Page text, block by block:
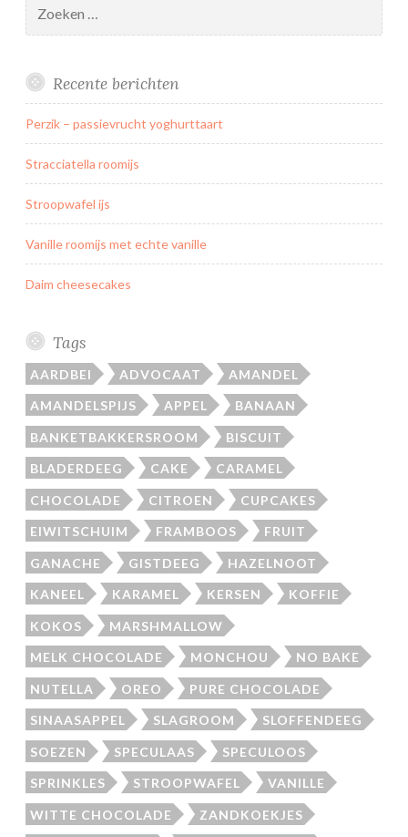
s
e
j
k
naar:
Recente berichten
Perzik – passievrucht yoghurttaart
Stracciatella roomijs
Stroopwafel ijs
Vanille roomijs met echte vanille
Daim cheesecakes
Tags
AARDBEI ADVOCAAT AMANDEL
AMANDELSPIJS APPEL BANAAN
BANKETBAKKERSROOM BISCUIT
BLADERDEEG CAKE CARAMEL
CHOCOLADE CITROEN CUPCAKES
EIWITSCHUIM FRAMBOOS FRUIT
GANACHE GISTDEEG HAZELNOOT
KANEEL KARAMEL KERSEN KOFFIE
KOKOS MARSHMALLOW
MELK CHOCOLADE MONCHOU NO BAKE
NUTELLA OREO PURE CHOCOLADE
SINAASAPPEL SLAGROOM SLOFFENDEEG
SOEZEN SPECULAAS SPECULOOS
SPRINKLES STROOPWAFEL VANILLE
WITTE CHOCOLADE ZANDKOEKJES